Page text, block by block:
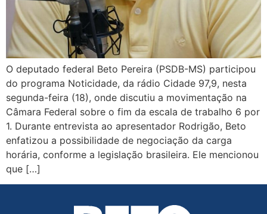
O deputado federal Beto Pereira (PSDB-MS) participou
do programa Noticidade, da rádio Cidade 97,9, nesta
segunda-feira (18), onde discutiu a movimentação na
Câmara Federal sobre o fim da escala de trabalho 6 por
1. Durante entrevista ao apresentador Rodrigão, Beto
enfatizou a possibilidade de negociação da carga
horária, conforme a legislação brasileira. Ele mencionou
que […]